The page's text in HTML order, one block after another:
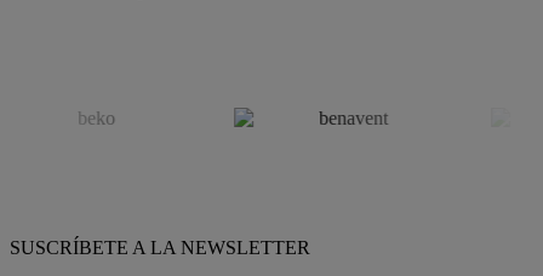
SUSCRÍBETE A LA NEWSLETTER